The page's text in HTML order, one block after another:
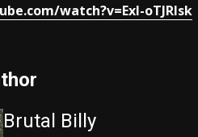
watch?v=Exl-oTJRlsk
Brutal Billy